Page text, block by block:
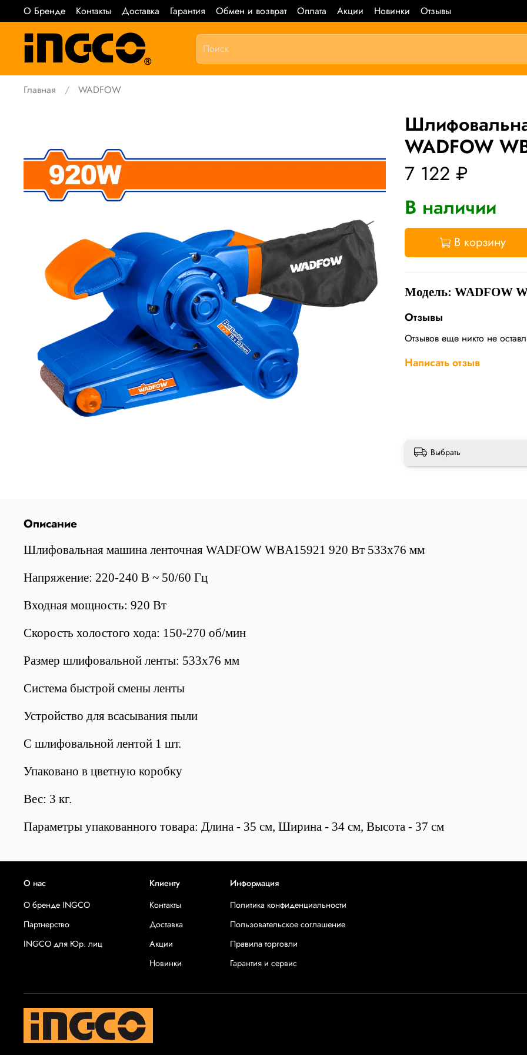
О Бренде Контакты Доставка Гарантия Обмен и возврат Оплата Акции Новинки Отзывы
Главная WADFOW
WADFOW
7 122 ₽
В наличии
В корзину
Модель: WADFOW
Отзывы
Отзывов еще никто не
Написать отзыв
Выбрать
Описание
Шлифовальная машина ленточная WADFOW WBA15921 920 Вт 533x76 мм
Напряжение: 220-240 В ~ 50/60 Гц
Входная мощность: 920 Вт
Скорость холостого хода: 150-270 об/мин
Размер шлифовальной ленты: 533x76 мм
Система быстрой смены ленты
Устройство для всасывания пыли
С шлифовальной лентой 1 шт.
Упаковано в цветную коробку
Вес: 3 кг.
Параметры упакованного товара: Длина - 35 см, Ширина - 34 см, Высота - 37 см
О нас
О бренде INGCO
Партнерство
INGCO для Юр. лиц
Клиенту
Контакты
Доставка
Акции
Новинки
Информация
Политика конфиденциальности
Пользовательское соглашение
Правила торговли
Гарантия и сервис